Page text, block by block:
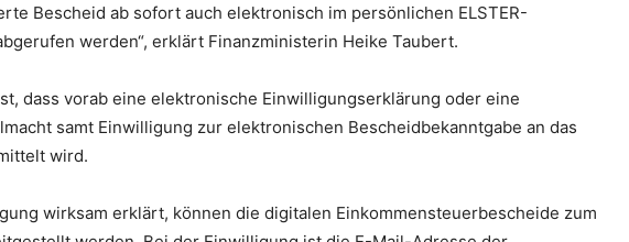
Bescheid ab sofort auch elektronisch im persönlichen ELSTER-
werden“, erklärt Finanzministerin Heike Taubert.
dass vorab eine elektronische Einwilligungserklärung oder eine
samt Einwilligung zur elektronischen Bescheidbekanntgabe an das
wird.
wirksam erklärt, können die digitalen Einkommensteuerbescheide zum